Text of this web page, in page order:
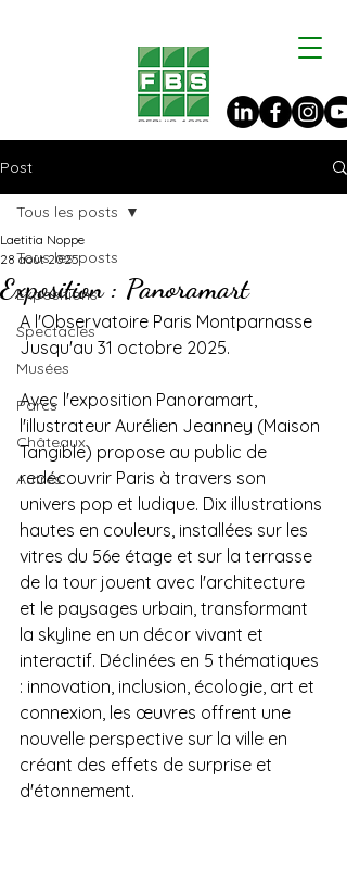
Post
Tous les posts
Expositions
Spectacles
Musées
Parcs
Châteaux
Autres
Tous les posts
Exposition : Panoramart
Laetitia Noppe
28 août 2025
A l'Observatoire Paris Montparnasse
Jusqu'au 31 octobre 2025.
Avec l'exposition Panoramart,
l'illustrateur Aurélien Jeanney (Maison
Tangible) propose au public de
redécouvrir Paris à travers son
univers pop et ludique. Dix illustrations
hautes en couleurs, installées sur les
vitres du 56e étage et sur la terrasse
de la tour jouent avec l'architecture
et le paysages urbain, transformant
la skyline en un décor vivant et
interactif. Déclinées en 5 thématiques
: innovation, inclusion, écologie, art et
connexion, les œuvres offrent une
nouvelle perspective sur la ville en
créant des effets de surprise et
d'étonnement.